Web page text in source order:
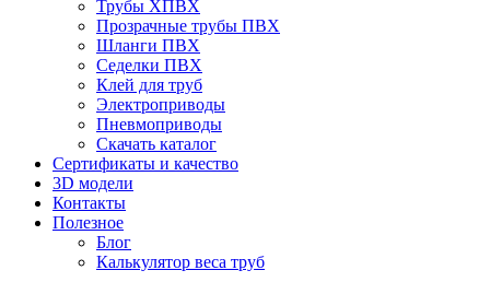
Трубы ХПВХ
Прозрачные трубы ПВХ
Шланги ПВХ
Седелки ПВХ
Клей для труб
Электроприводы
Пневмоприводы
Скачать каталог
Сертификаты и качество
3D модели
Контакты
Полезное
Блог
Калькулятор веса труб